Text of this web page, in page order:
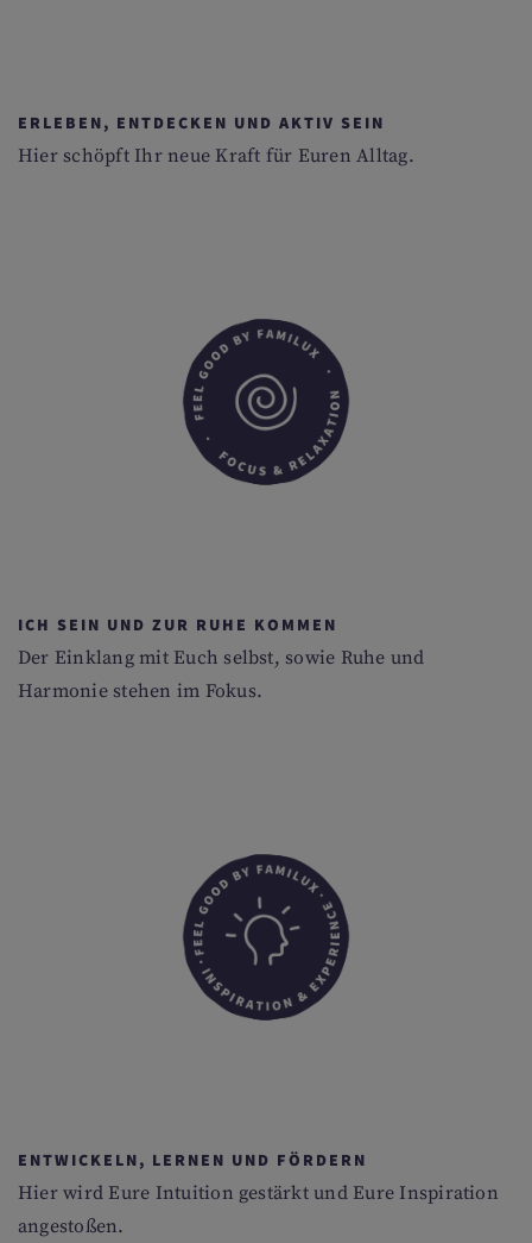
ERLEBEN, ENTDECKEN UND AKTIV SEIN
Hier schöpft Ihr neue Kraft für Euren Alltag.
ICH SEIN UND ZUR RUHE KOMMEN
Der Einklang mit Euch selbst, sowie Ruhe und
Harmonie stehen im Fokus.
ENTWICKELN, LERNEN UND FÖRDERN
Hier wird Eure Intuition gestärkt und Eure Inspiration
angestoßen.